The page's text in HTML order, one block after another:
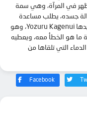
في المرآة، وهي سمة
جسده، يطلب مساعدة
الدمية الشبيهة بالإنسان Yotsugi Ononoki وسيدها Yozuru Kagenui، وهو
ما هو الخطأ معه، ويعطيه
التي تلقاها من
Facebook